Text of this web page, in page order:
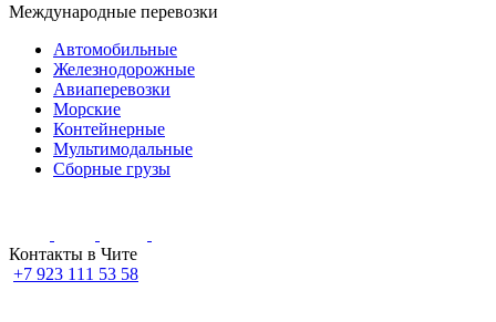
Международные перевозки
Автомобильные
Железнодорожные
Авиаперевозки
Морские
Контейнерные
Мультимодальные
Сборные грузы
Контакты в Чите
+7 923 111 53 58